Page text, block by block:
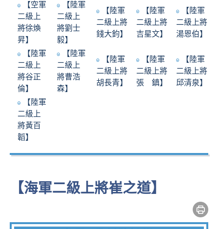
【空軍
二級上
將徐煥
昇】
【陸軍
二級上
將劉士
毅】
【陸軍
二級上將
錢大鈞】
【陸軍
二級上將
吉星文】
【陸軍
二級上將
湯恩伯】
【陸軍
二級上
將谷正
倫】
【陸軍
二級上
將曹浩
森】
【陸軍
二級上將
胡長青】
【陸軍
二級上將
張 鎮】
【陸軍
二級上將
邱清泉】
【陸軍
二級上
將黃百
韜】
【海軍二級上將崔之道】